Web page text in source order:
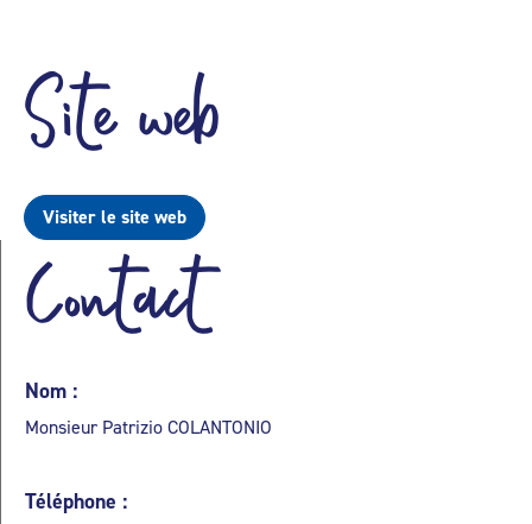
Site web
Visiter le site web
Contact
Nom :
Monsieur Patrizio COLANTONIO
Téléphone :